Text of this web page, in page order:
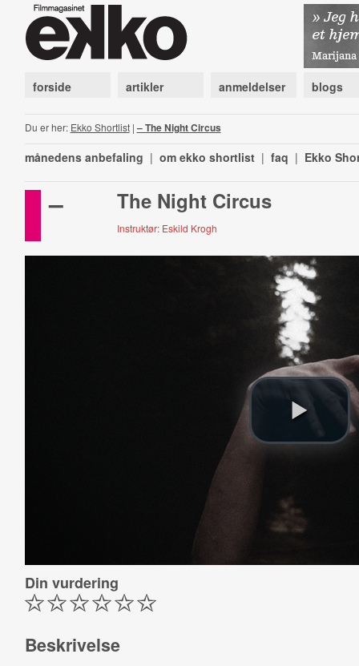
forside artikler anmeldelser blogs
Du er her: Ekko Shortlist| – The Night Circus
månedens anbefaling | om ekko shortlist | faq | Ekko
– The Night Circus
Instruktør: Eskild Krogh
Din vurdering
Beskrivelse